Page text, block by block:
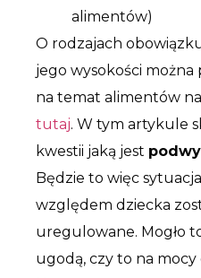
alimentów)
O rodzajach
jego wysokości można
na temat alimentów
tutaj. W tym artykule
kwestii jaką jest
Będzie to więc
względem dziecka
uregulowane. Mogło
ugodą, czy to na mocy